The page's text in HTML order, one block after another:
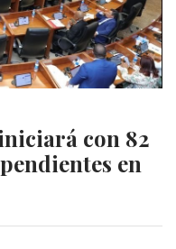
con 82
en